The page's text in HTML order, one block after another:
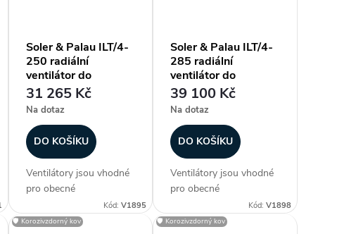
Soler & Palau ILT/4-
250 radiální
ventilátor do
čtyřhranného potrubí
31 265 Kč
Na dotaz
DO KOŠÍKU
Ventilátory jsou vhodné
pro obecné
vzduchotechnické
aplikace, kde se s
Kód:V1895
Soler & Palau ILT/4-
285 radiální
ventilátor do
čtyřhranného potrubí
39 100 Kč
Na dotaz
DO KOŠÍKU
Ventilátory jsou vhodné
pro obecné
vzduchotechnické
aplikace, kde se s
Kód: V1898
🛡️ Korozivzdorný kov 🛡️ Korozivzdorný kov